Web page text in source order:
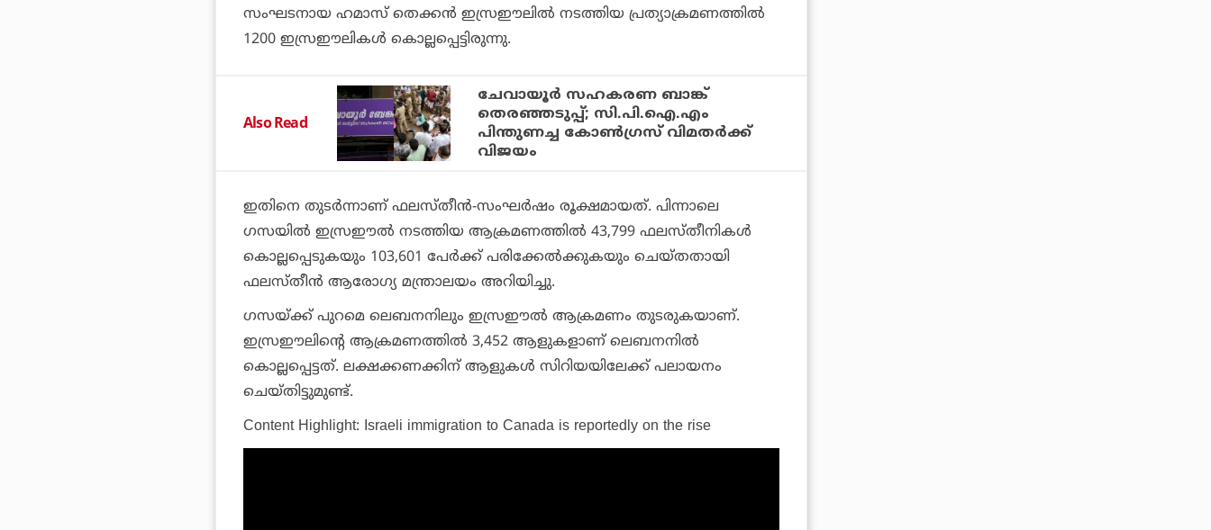
സംഘടനായ ഹമാസ് തെക്കന്‍ ഇസ്രഈലില്‍ നടത്തിയ പ്രത്യാക്രമണത്തില്‍
1200 ഇസ്രഈലികള്‍ കൊല്ലപ്പെട്ടിരുന്നു.
Also Read
ചേവായൂര്‍ സഹകരണ ബാങ്ക്
തെരഞ്ഞടുപ്പ്; സി.പി.ഐ.എം
പിന്തുണച്ച കോണ്‍ഗ്രസ് വിമതര്‍ക്ക്
വിജയം
ഇതിനെ തുടര്‍ന്നാണ് ഫലസ്തീന്‍-സംഘര്‍ഷം രൂക്ഷമായത്. പിന്നാലെ
ഗസയില്‍ ഇസ്രഈല്‍ നടത്തിയ ആക്രമണത്തില്‍ 43,799 ഫലസ്തീനികള്‍
കൊല്ലപ്പെടുകയും 103,601 പേര്‍ക്ക് പരിക്കേല്‍ക്കുകയും ചെയ്തതായി
ഫലസ്തീന്‍ ആരോഗ്യ മന്ത്രാലയം അറിയിച്ചു.
ഗസയ്ക്ക് പുറമെ ലെബനനിലും ഇസ്രഈല്‍ ആക്രമണം തുടരുകയാണ്.
ഇസ്രഈലിന്റെ ആക്രമണത്തില്‍ 3,452 ആളുകളാണ് ലെബനനില്‍
കൊല്ലപ്പെട്ടത്. ലക്ഷക്കണക്കിന് ആളുകള്‍ സിറിയയിലേക്ക് പലായനം
ചെയ്തിട്ടുമുണ്ട്.
Content Highlight: Israeli immigration to Canada is reportedly on the rise